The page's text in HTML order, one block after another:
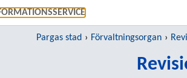
Pargas stad Förvaltningsorgan